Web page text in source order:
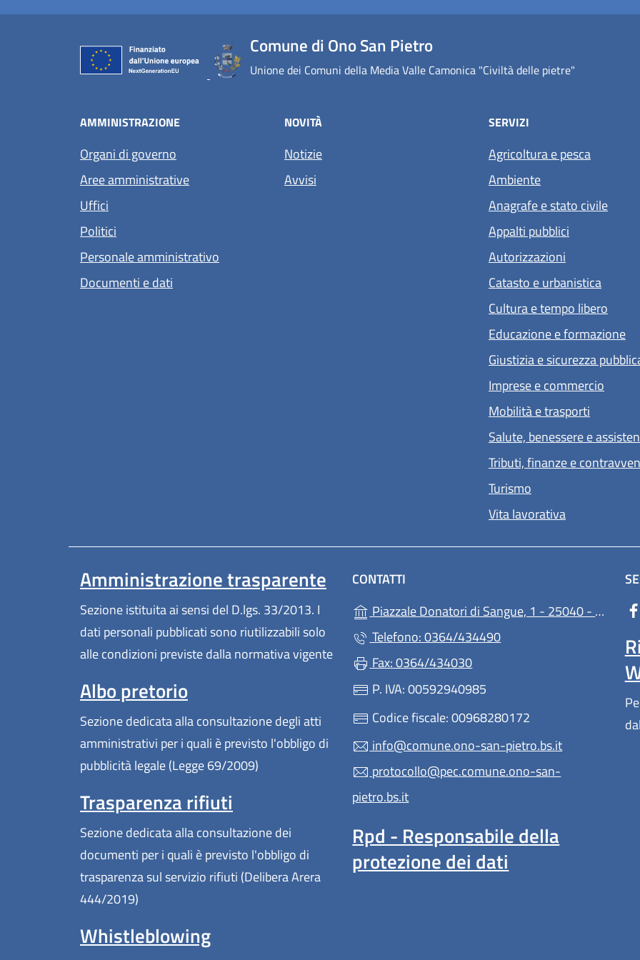
Comune di Ono San Pietro
Unione dei Comuni della Media Valle Camonica "Civiltà delle pietre"
AMMINISTRAZIONE
Organi di governo
Aree amministrative
Uffici
Politici
Personale amministrativo
Documenti e dati
NOVITÀ
Notizie
Avvisi
SERVIZI
Agricoltura e pesca
Ambiente
Anagrafe e stato civile
Appalti pubblici
Autorizzazioni
Catasto e urbanistica
Cultura e tempo libero
Educazione e formazione
Giustizia e sicurezza
Imprese e commercio
Mobilità e trasporti
Salute, benessere e
Tributi, finanze e
Turismo
Vita lavorativa
Amministrazione trasparente
Sezione istituita ai sensi del D.lgs. 33/2013. I
dati personali pubblicati sono riutilizzabili solo
alle condizioni previste dalla normativa vigente
Albo pretorio
Sezione dedicata alla consultazione degli atti
amministrativi per i quali è previsto l'obbligo di
pubblicità legale (Legge 69/2009)
Trasparenza rifiuti
Sezione dedicata alla consultazione dei
documenti per i quali è previsto l'obbligo di
trasparenza sul servizio rifiuti (Delibera Arera
444/2019)
Whistleblowing
CONTATTI
Piazzale Donatori di Sangue, 1 - 25040 - Ono San Pietro
Telefono: 0364/434490
Fax: 0364/434030
P. IVA: 00592940985
Codice fiscale: 00968280172
info@comune.ono-san-pietro.bs.it
protocollo@pec.comune.ono-san-
pietro.bs.it
Rpd - Responsabile della
protezione dei dati